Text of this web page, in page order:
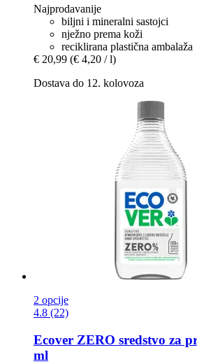
Najprodavanije
biljni i mineralni sastojci
nježno prema koži
reciklirana plastična ambalaža
€ 20,99 (€ 4,20 / l)
Dostava do 12. kolovoza
2 opcije
4.8 (22)
Ecover ZERO sredstvo za
ml